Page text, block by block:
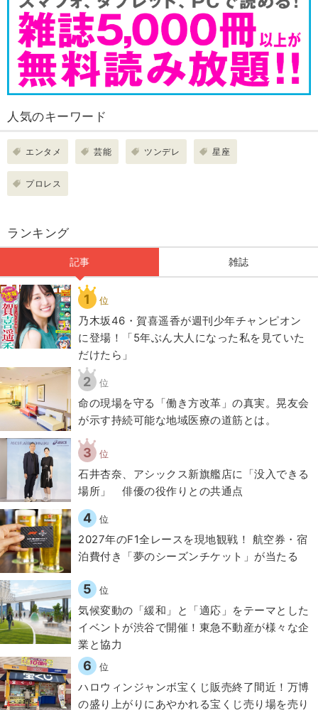
人気のキーワード
エンタメ 芸能 ツンデレ 星座
プロレス
ランキング
記事 雑誌
1 位
乃木坂46・賀喜遥香が週刊少年チャンピオン
に登場！「5年ぶん大人になった私を見ていた
だけたら」
2 位
​命の現場を守る「働き方改革」の真実。晃友会
が示す持続可能な地域医療の道筋とは。
3 位
石井杏奈、アシックス新旗艦店に「没入できる
場所」 俳優の役作りとの共通点
4 位
2027年のF1全レースを現地観戦！ 航空券・宿
泊費付き「夢のシーズンチケット」が当たる
5 位
気候変動の「緩和」と「適応」をテーマとした
イベントが渋谷で開催！東急不動産が様々な企
業と協力
6 位
ハロウィンジャンボ宝くじ販売終了間近！万博
の盛り上がりにあやかれる宝くじ売り場を売り